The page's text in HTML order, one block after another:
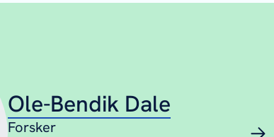
Ole-Bendik Dale
Forsker